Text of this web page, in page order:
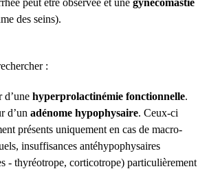
des seins).
:
d’une hyperprolactinémie fonctionnelle.
d’un adénome hypophysaire. Ceux-ci
présents uniquement en cas de macro-
insuffisances antéhypophysaires
- thyréotrope, corticotrope) particulièrement